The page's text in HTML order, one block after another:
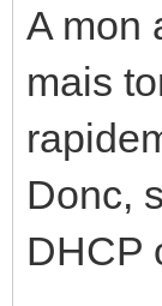
A mon
mais
Donc,
DHCP